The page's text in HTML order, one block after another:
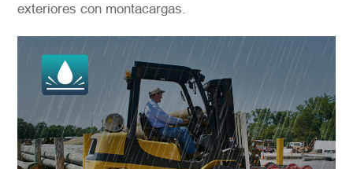
exteriores con montacargas.